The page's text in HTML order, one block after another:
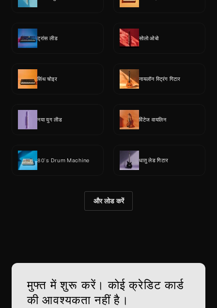
ट्रांस लीड सोलो ओबो
सिंथ चोइर नायलॉन स्ट्रिंग गिटार
नया युग लीड विंटेज वायलिन
80's Drum Machine धातु लेड गिटार
और लोड करें
मुफ्त में शुरू करें। कोई क्रेडिट कार्ड
की आवश्यकता नहीं है।